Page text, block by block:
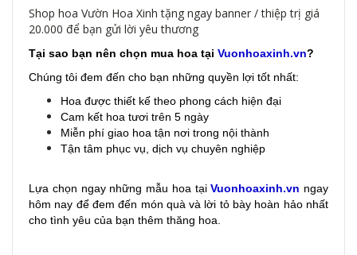
Shop hoa Vườn Hoa Xinh tặng ngay banner / thiệp trị giá
20.000 để bạn gửi lời yêu thương
Tại sao bạn nên chọn mua hoa tại Vuonhoaxinh.vn?
Chúng tôi đem đến cho bạn những quyền lợi tốt nhất:
Hoa được thiết kế theo phong cách hiện đại
Cam kết hoa tươi trên 5 ngày
Miễn phí giao hoa tận nơi trong nội thành
Tận tâm phục vụ, dịch vụ chuyên nghiệp
Lựa chọn ngay những mẫu hoa tạiVuonhoaxinh.vn ngay
hôm nay để đem đến món quà và lời tỏ bày hoàn hảo nhất
cho tình yêu của bạn thêm thăng hoa.